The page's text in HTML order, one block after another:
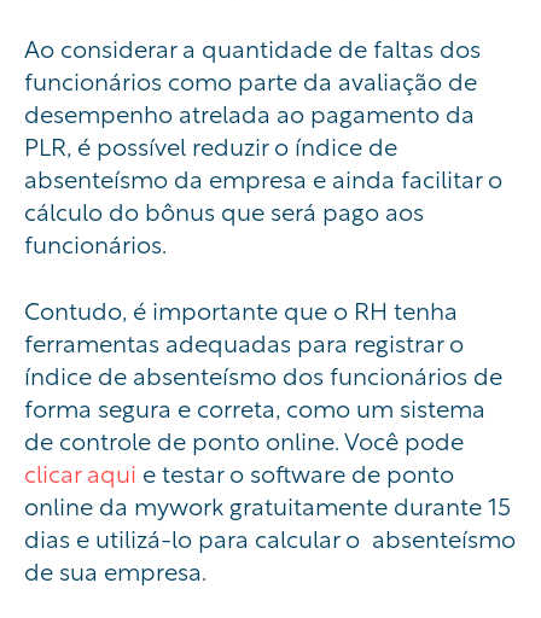
Ao considerar a quantidade de faltas dos
funcionários como parte da avaliação de
desempenho atrelada ao pagamento da
PLR, é possível reduzir o índice de
absenteísmo da empresa e ainda facilitar o
cálculo do bônus que será pago aos
funcionários.
Contudo, é importante que o RH tenha
ferramentas adequadas para registrar o
índice de absenteísmo dos funcionários de
forma segura e correta, como um sistema
de controle de ponto online. Você pode
clicar aqui e testar o software de ponto
online da mywork gratuitamente durante 15
dias e utilizá-lo para calcular o absenteísmo
de sua empresa.